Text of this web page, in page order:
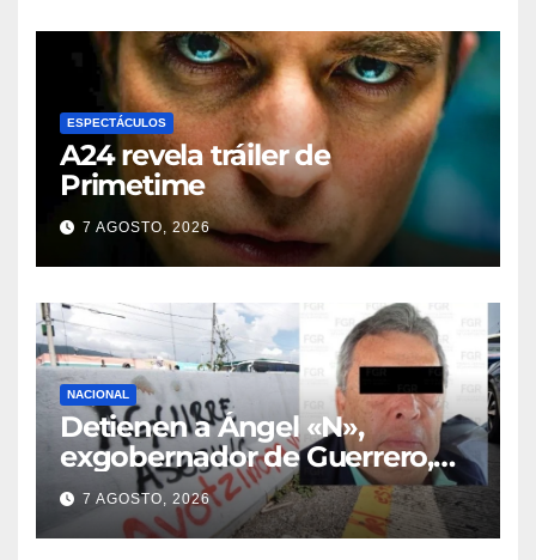
ESPECTÁCULOS
A24 revela tráiler de
Primetime
7 AGOSTO, 2026
NACIONAL
Detienen a Ángel «N»,
exgobernador de Guerrero,
por el caso Ayotzinapa
7 AGOSTO, 2026